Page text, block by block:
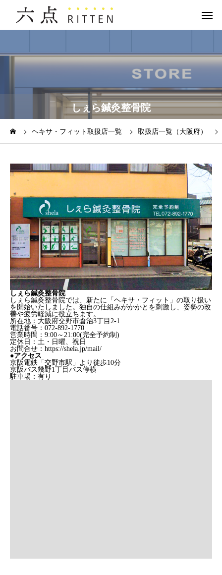
しぇら鍼灸整骨院
ヘキサ・フィット取扱店一覧 取扱店一覧（大阪府）
しぇら鍼灸整骨院
しぇら鍼灸整骨院では、新たに「ヘキサ・フィット」の取り扱い
を開始いたしました。独自の仕組みがかかとを刺激し、姿勢の改
善や疲労軽減に役立ちます。
所在地：大阪府交野市倉治3丁目2-1
電話番号：072-892-1770
営業時間：9:00～21:00(完全予約制)
定休日：土・日曜、祝日
お問合せ：https://shela.jp/mail/
●アクセス
京阪電鉄「交野市駅」より徒歩10分
京阪バス幾野1丁目バス停横
駐車場：有り